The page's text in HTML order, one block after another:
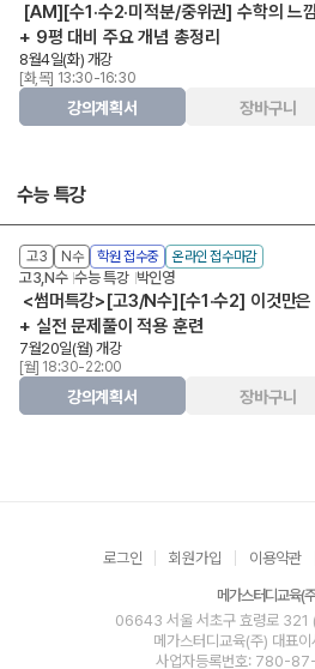
[AM][수1·수2·미적분/중위권] 수학의 느
+ 9평 대비 주요 개념 총정리
8월4일(화) 개강
[화,목] 13:30-16:30
강의계획서 장바구니
수능 특강
고3 N수 학원 접수중 온라인 접수마감
고3,N수 수능 특강 박인영
<썸머특강>[고3/N수][수1·수2] 이것만
+ 실전 문제풀이 적용 훈련
7월20일(월) 개강
[월] 18:30-22:00
강의계획서 장바구니
로그인 회원가입 이용약관
메가스터디교육(
06643 서울 서초구 효령로 321
메가스터디교육(주) 대표이
사업자등록번호: 780-